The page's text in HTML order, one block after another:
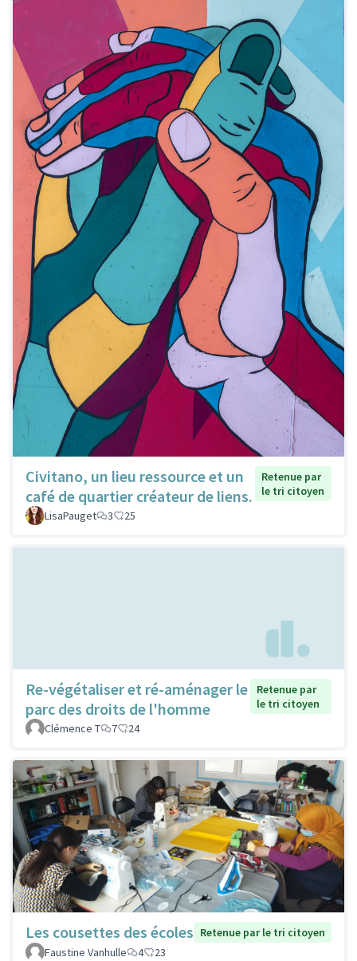
Civitano, un lieu ressource et un
café de quartier créateur de liens.
Retenue par
le tri citoyen
LisaPauget
3 25
Re-végétaliser et ré-aménager le
parc des droits de l'homme
Retenue par
le tri citoyen
Clémence T
7 24
Les cousettes des écoles Retenue par le tri citoyen
Faustine Vanhulle
4 23